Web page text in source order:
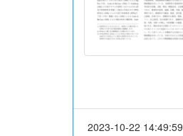
2023-10-22 14:49:59